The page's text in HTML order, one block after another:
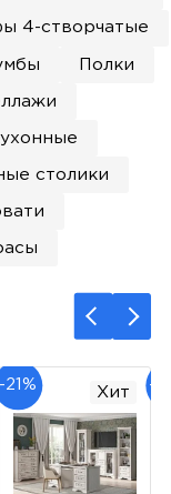
4-створчатые
Полки
столики
-21% Хит -